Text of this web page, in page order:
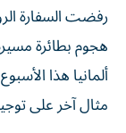
رفضت السفارة
هجوم بطائرة
ألمانيا هذا
مثال آخر على